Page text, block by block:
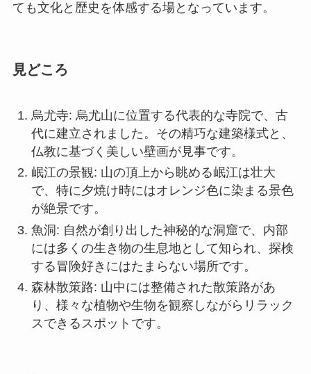
ても文化と歴史を体感する場となっています。
見どころ
烏尤寺: 烏尤山に位置する代表的な寺院で、古
代に建立されました。その精巧な建築様式と、
仏教に基づく美しい壁画が見事です。
岷江の景観: 山の頂上から眺める岷江は壮大
で、特に夕焼け時にはオレンジ色に染まる景色
が絶景です。
魚洞: 自然が創り出した神秘的な洞窟で、内部
には多くの生き物の生息地として知られ、探検
する冒険好きにはたまらない場所です。
森林散策路: 山中には整備された散策路があ
り、様々な植物や生物を観察しながらリラック
スできるスポットです。